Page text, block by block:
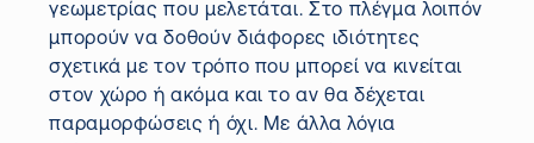
γεωμετρίας που μελετάται. Στο πλέγμα λοιπόν
μπορούν να δοθούν διάφορες ιδιότητες
σχετικά με τον τρόπο που μπορεί να κινείται
στον χώρο ή ακόμα και το αν θα δέχεται
παραμορφώσεις ή όχι. Με άλλα λόγια